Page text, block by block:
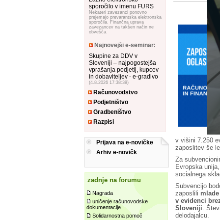
sporočilo v imenu FURS
Nekateri zavezanci ponovno
prejemajo prevarantska elektronska
sporočila. Finančna uprava
zavezancev na takšen način ne
obvešča.
Najnovejši e-seminar:
Skupine za DDV v
Sloveniji – najpogostejša
vprašanja podjetij, kupcev
in dobaviteljev - e-gradivo
(4.8.2026 17:38:39)
Računovodstvo
Podjetništvo
Gradbeništvo
Razpisi
Prijava na e-novičke
Arhiv e-novičk
zadnje na forumu
Nagrada
uničenje računovodske
dokumentacije
Solidarnostna pomoč
v višini 7.250
zaposlitev še
Za
Evropska
socialnega
Subvencijo
zaposlili
v evidenci
Sloveniji .
delodajalcu.